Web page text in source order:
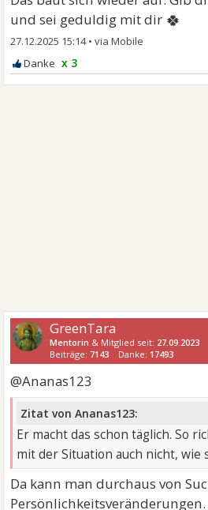
und sei geduldig mit dir 🍀
27.12.2025 15:14•
x 3
GreenTara
Mentorin & Mitglied seit: 27.09.2023
Beiträge: 7143 Danke: 17493
@Ananas123
Zitat von Ananas123:
Er macht das schon täglich. So
mit der Situation auch nicht, wie
Da kann man durchaus von